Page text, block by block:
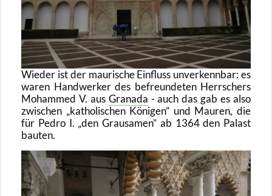
Wie­der ist der mau­ri­sche Ein­fluss un­ver­kenn­bar: es
waren Hand­wer­ker des be­freun­de­ten Herr­schers
Mo­ham­med V. aus Gra­na­da - auch das gab es also
zwi­schen
ka­tho­li­schen Kö­ni­gen
und Mau­ren, die
für Pedro I. den Grau­sa­men ab 1364 den Pa­last
bau­ten.